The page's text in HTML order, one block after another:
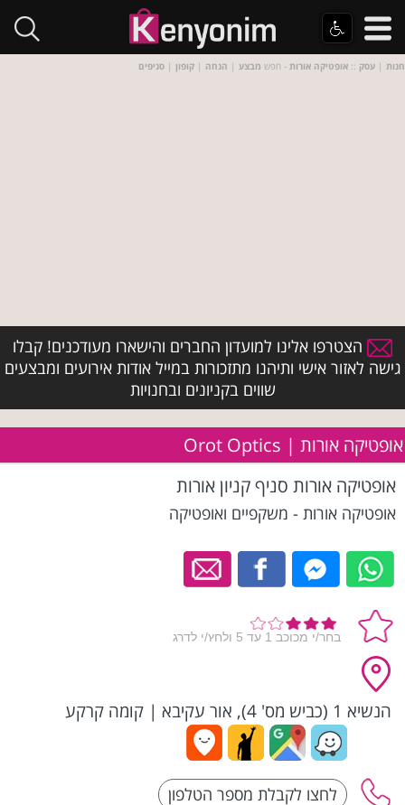
חנות | עסק :: אופטיקה אורות - חפש מבצע | הנחה | קופון | סניפים
הצטרפו אלינו למועדון החברים והישארו מעודכנים! קבלו
גישה לאזור אישי ותיהנו מתזכורות במייל אודות אירועים ומבצעים
שווים בקניונים ובחנויות
אופטיקה אורות | Orot Optics
אופטיקה אורות סניף קניון אורות
אופטיקה אורות - משקפיים ואופטיקה
הנשיא 1 (כביש מס' 4), אור עקיבא | קומה קרקע